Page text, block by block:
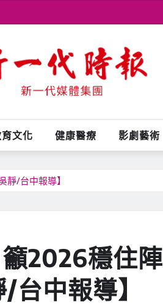
文化 健康醫療 影劇藝術
/台中報導】
2026穩住陣
中報導】